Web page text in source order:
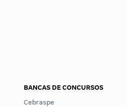
BANCAS DE CONCURSOS
Cebraspe